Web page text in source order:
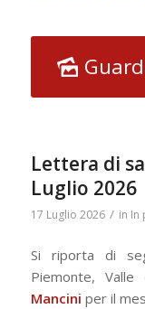
Lettera di
Luglio 2026
17 Luglio 2026 / in In
Si riporta di
Piemonte, Valle
Mancini per il